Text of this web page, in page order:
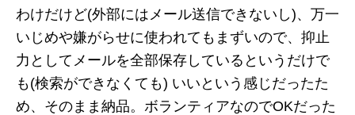
わけだけど(外部にはメール送信できないし)、万一
いじめや嫌がらせに使われてもまずいので、抑止
力としてメールを全部保存しているというだけで
も(検索ができなくても) いいという感じだったた
め、そのまま納品。ボランティアなのでOKだった